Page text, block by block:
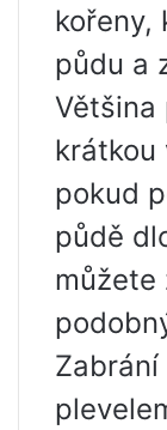
kořeny,
půdu a
Většina
krátkou
pokud
půdě
můžete